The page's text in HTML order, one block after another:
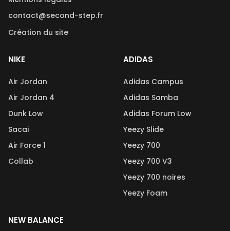
contact@second-step.fr
Création du site
NIKE
Air Jordan
Air Jordan 4
Dunk Low
Sacai
Air Force 1
Collab
ADIDAS
Adidas Campus
Adidas Samba
Adidas Forum Low
Yeezy Slide
Yeezy 700
Yeezy 700 V3
Yeezy 700 noires
Yeezy Foam
NEW BALANCE